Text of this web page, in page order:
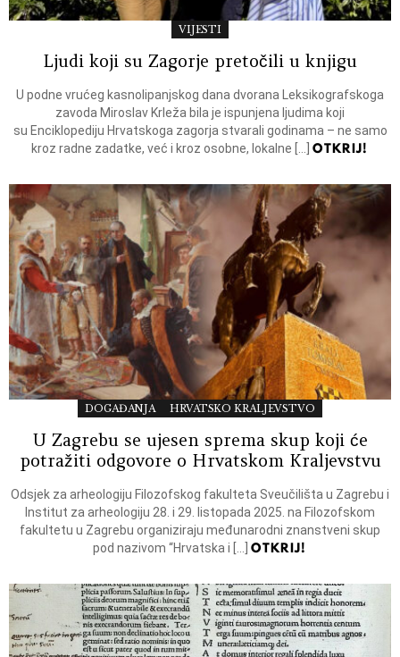
VIJESTI
Ljudi koji su Zagorje pretočili u knjigu
U podne vrućeg kasnolipanjskog dana dvorana Leksikografskoga
zavoda Miroslav Krleža bila je ispunjena ljudima koji
su Enciklopediju Hrvatskoga zagorja stvarali godinama – ne samo
kroz radne zadatke, već i kroz osobne, lokalne […]OTKRIJ!
DOGAĐANJA HRVATSKO KRALJEVSTVO
U Zagrebu se ujesen sprema skup koji će
potražiti odgovore o Hrvatskom Kraljevstvu
Odsjek za arheologiju Filozofskog fakulteta Sveučilišta u Zagrebu i
Institut za arheologiju 28. i 29. listopada 2025. na Filozofskom
fakultetu u Zagrebu organiziraju međunarodni znanstveni skup
pod nazivom “Hrvatska i […]OTKRIJ!